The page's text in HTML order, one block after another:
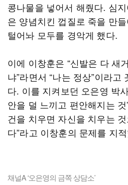
콩나물을 넣어서 해줬다. 심
은 양념치킨 껍질로 죽을 만
털어놔 모두를 경악게 했다.
이에 이창훈은 “신발은 다 새
냐”라면서 “나는 정상”이라
다. 이를 지켜보던 오은영 박
안을 덜 느끼고 편안해지는
건을 치우면 자신을 치우는
다”라고 이창훈의 문제를 지
채널A ‘오은영의 금쪽 상담소’